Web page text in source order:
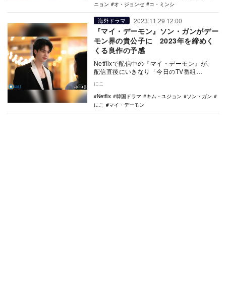
ニョン
オ・ジョンセ コ・ミンシ
海外ドラマ 2023.11.29 12:00
『マイ・デーモン』ソン・ガンがデー
モン界の貴公子に 2023年を締めく
くる良作の予感
Netflixで配信中の『マイ・デーモン』が、
配信直後にいきなり「今日のTV番組
た…
にこ
Netflix
韓国ドラマ キム・ユジョン
ソン・ガン
にこ
マイ・デーモン